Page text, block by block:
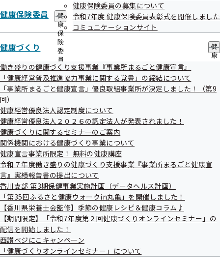
健康保険委員
健
康
保
険
委
員
の
サ
ブ
ュ
ー
健康保険委員の募集について
令和7年度 健康保険委員表彰式を開催しました
コミュニケーションサイト
健康づくり
健
康
の
働き盛りの健康づくり支援事業『事業所まるごと健康宣言』
「健康経営普及推進協力事業に関する覚書」の締結について
「事業所まるごと健康宣言」優良取組事業所が決定しました！（第9
回）
健康経営優良法人認定制度について
健康経営優良法人２０２６の認定法人が発表されました！
健康づくりに関するセミナーのご案内
関係機関における健康づくり事業について
健康宣言事業所限定！ 無料の健康講座
令和７年度働き盛りの健康づくり支援事業『事業所まるごと健康宣
言』実績報告書の提出について
香川支部 第3期保健事業実施計画（データヘルス計画）
「第35回ふるさと健康ウォークin丸亀」を開催しました！
【香川県栄養士会監修】季節の健康レシピ＆健康コラム♪
【期間限定】「令和7年度第２回健康づくりオンラインセミナー」の
配信を開始しました！
西讃ベジにこキャンペーン
「健康づくりオンラインセミナー」について
場所
全国健康保険協会香川支部 会議室
高松市鍛冶屋町3 香川三友ビル7階
議題
2024（令和6年）度全国健康保険協会決算報告につい
て
2024（令和6年）度支部事業報告について
協会けんぽ香川支部の概要
議題については変更となる場合がございます。
傍聴方法
傍聴を希望される方は、7月7日（月）正午までに「第83回
香川支部評議会」傍聴申込書に必要事項を記入のうえ、FAX
でお申し込みください。
会場の制約上、先着順にて定員に達し次第、締め切り
とさせていただきます。
傍聴決定者には、改めてこちらからご連絡差し上げま
す。